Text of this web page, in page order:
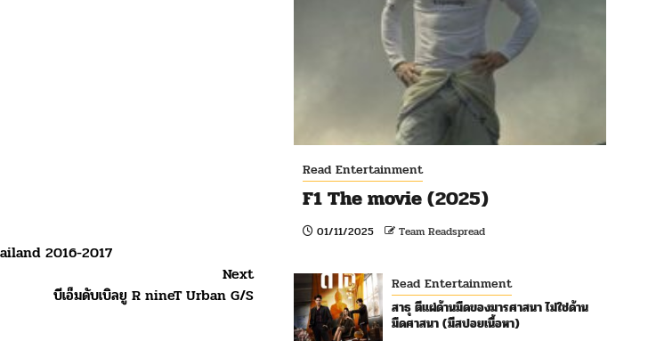
2016-2017
Next
บีเอ็มดับเบิลยู R nineT Urban G/S
Read Entertainment
F1 The movie (2025)
01/11/2025 Team Readspread
Read Entertainment
สาธุ ตีแผ่ด้านมืดของมารศาสนา ไม่ใช่ด้าน
มืดศาสนา (มีสปอยเนื้อหา)